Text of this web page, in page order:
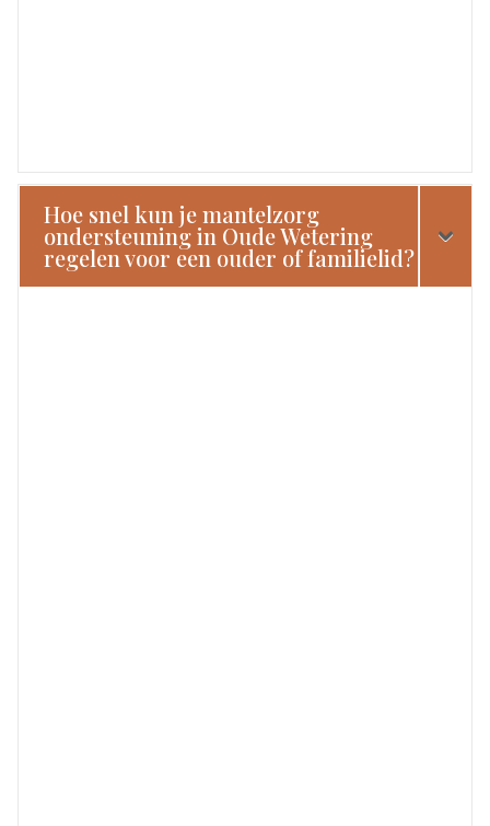
Hoe snel kun je mantelzorg
ondersteuning in Oude Wetering
regelen voor een ouder of familielid?